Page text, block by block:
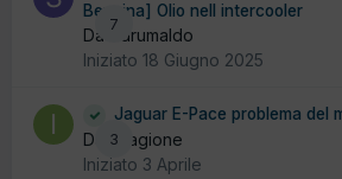
7
Benzina] Olio nell intercooler
Da Sdrumaldo
Iniziato 18 Giugno 2025
3
Jaguar E-Pace problema del
Da ilGagione
Iniziato 3 Aprile